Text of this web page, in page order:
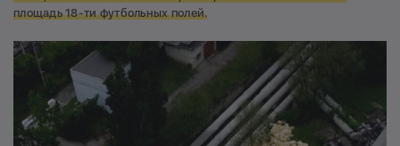
площадь 18-ти футбольных полей.